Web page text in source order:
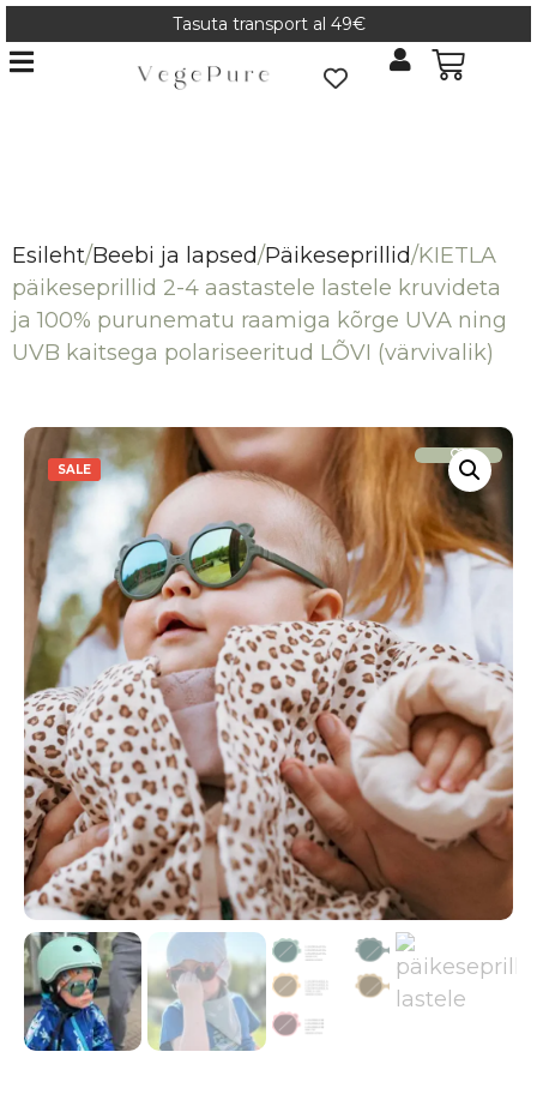
Tasuta transport al 49€
Esileht/Beebi ja lapsed/Päikeseprillid/KIETLA
päikeseprillid 2-4 aastastele lastele kruvideta
ja 100% purunematu raamiga kõrge UVA ning
UVB kaitsega polariseeritud LÕVI (värvivalik)
SALE